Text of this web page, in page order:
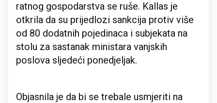
ratnog gospodarstva se ruše. Kallas je
otkrila da su prijedlozi sankcija protiv više
od 80 dodatnih pojedinaca i subjekata na
stolu za sastanak ministara vanjskih
poslova sljedeći ponedjeljak.
Objasnila je da bi se trebale usmjeriti na